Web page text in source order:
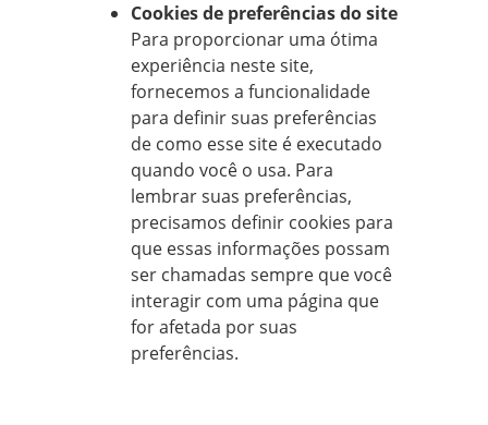
Cookies de preferências do site
Para proporcionar uma ótima
experiência neste site,
fornecemos a funcionalidade
para definir suas preferências
de como esse site é executado
quando você o usa. Para
lembrar suas preferências,
precisamos definir cookies para
que essas informações possam
ser chamadas sempre que você
interagir com uma página que
for afetada por suas
preferências.